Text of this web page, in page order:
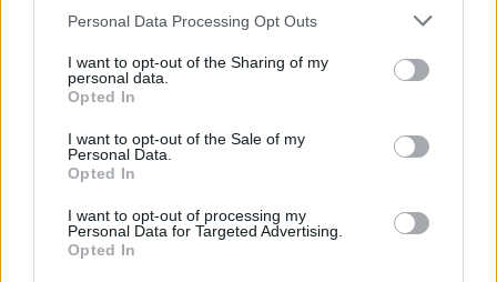
Please note that this website/app uses one or more Google
not limited to your visit or usage behaviour. You may click to
grant or deny consent to Google and its third-party tags to
use your data for below specified purposes in below Google
consent section.
Personal Data Processing Opt Outs
I want to opt-out of the Sharing of my
personal data.
Opted In
I want to opt-out of the Sale of my
Personal Data.
Opted In
I want to opt-out of processing my
Personal Data for Targeted Advertising.
Opted In
PUSKÁS ANGÉLA ÁRPA ALEXANDRA
BÁRDOSI SÁNDOR BÁRDOSI ILDIKÓ
DIETZ GUSZTÁV # MÉSZÁROS BENDE
ZSIGMOND ANGÉLA